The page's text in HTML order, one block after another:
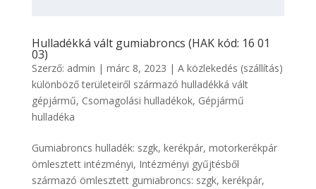
Hulladékká vált gumiabroncs (HAK kód: 16 01
03)
Szerző: admin | márc 8, 2023 | A közlekedés (szállítás)
különböző területeiről származó hulladékká vált
gépjármű, Csomagolási hulladékok, Gépjármű
hulladéka
Gumiabroncs hulladék: szgk, kerékpár, motorkerékpár
ömlesztett intézményi, Intézményi gyűjtésből
származó ömlesztett gumiabroncs: szgk, kerékpár,